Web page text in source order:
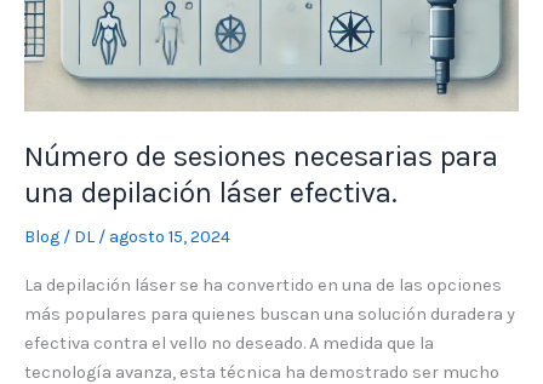
Número de sesiones necesarias para
una depilación láser efectiva.
Blog / DL / agosto 15, 2024
La depilación láser se ha convertido en una de las opciones
más populares para quienes buscan una solución duradera y
efectiva contra el vello no deseado. A medida que la
tecnología avanza, esta técnica ha demostrado ser mucho